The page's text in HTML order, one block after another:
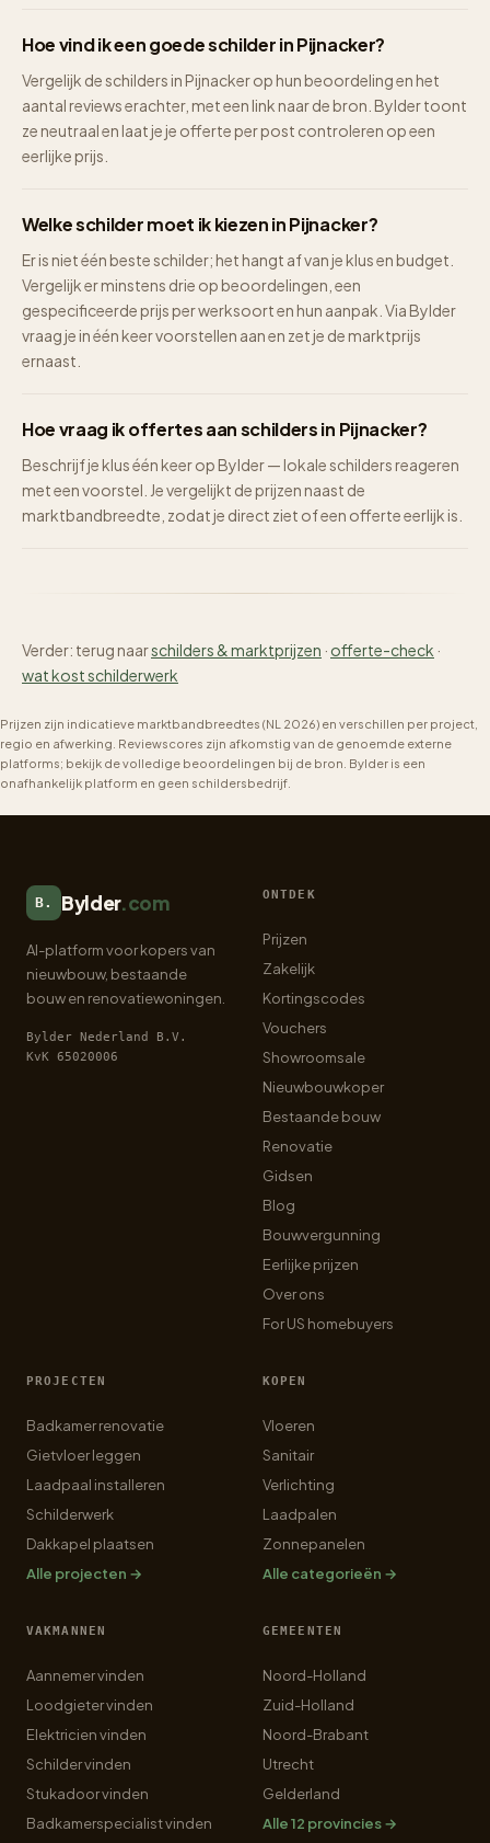
Hoe vind ik een goede schilder in Pijnacker?
Vergelijk de schilders in Pijnacker op hun beoordeling en het
aantal reviews erachter, met een link naar de bron. Bylder toont
ze neutraal en laat je je offerte per post controleren op een
eerlijke prijs.
Welke schilder moet ik kiezen in Pijnacker?
Er is niet één beste schilder; het hangt af van je klus en budget.
Vergelijk er minstens drie op beoordelingen, een
gespecificeerde prijs per werksoort en hun aanpak. Via Bylder
vraag je in één keer voorstellen aan en zet je de marktprijs
ernaast.
Hoe vraag ik offertes aan schilders in Pijnacker?
Beschrijf je klus één keer op Bylder — lokale schilders reageren
met een voorstel. Je vergelijkt de prijzen naast de
marktbandbreedte, zodat je direct ziet of een offerte eerlijk is.
Verder: terug naarschilders & marktprijzen · offerte-check ·
wat kost schilderwerk
Prijzen zijn indicatieve marktbandbreedtes (NL 2026) en verschillen per project,
regio en afwerking. Reviewscores zijn afkomstig van de genoemde externe
platforms; bekijk de volledige beoordelingen bij de bron. Bylder is een
onafhankelijk platform en geen schildersbedrijf.
B. Bylder.com
AI-platform voor kopers van
nieuwbouw, bestaande
bouw en renovatiewoningen.
Bylder Nederland B.V.
KvK 65020006
ONTDEK
Prijzen
Zakelijk
Kortingscodes
Vouchers
Showroomsale
Nieuwbouwkoper
Bestaande bouw
Renovatie
Gidsen
Blog
Bouwvergunning
Eerlijke prijzen
Over ons
For US homebuyers
PROJECTEN
Badkamer renovatie
Gietvloer leggen
Laadpaal installeren
Schilderwerk
Dakkapel plaatsen
Alle projecten →
KOPEN
Vloeren
Sanitair
Verlichting
Laadpalen
Zonnepanelen
Alle categorieën →
VAKMANNEN
Aannemer vinden
Loodgieter vinden
Elektricien vinden
Schilder vinden
Stukadoor vinden
Badkamerspecialist vinden
GEMEENTEN
Noord-Holland
Zuid-Holland
Noord-Brabant
Utrecht
Gelderland
Alle 12 provincies →